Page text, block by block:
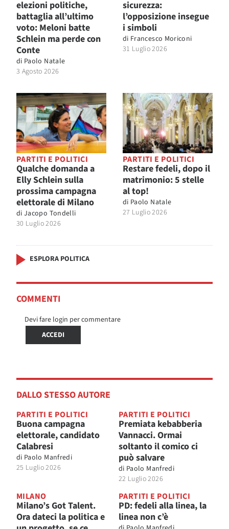
elezioni politiche,
battaglia all’ultimo
voto: Meloni batte
Schlein ma perde con
Conte
di Paolo Natale
3 Agosto 2026
sicurezza:
l’opposizione insegue
i simboli
di Francesco Moriconi
31 Luglio 2026
PARTITI E POLITICI
Qualche domanda a
Elly Schlein sulla
prossima campagna
elettorale di Milano
di Jacopo Tondelli
30 Luglio 2026
PARTITI E POLITICI
Restare fedeli, dopo il
matrimonio: 5 stelle
al top!
di Paolo Natale
27 Luglio 2026
ESPLORA POLITICA
COMMENTI
Devi fare login per commentare
ACCEDI
DALLO STESSO AUTORE
PARTITI E POLITICI
Buona campagna
elettorale, candidato
Calabresi
di Paolo Manfredi
25 Luglio 2026
PARTITI E POLITICI
Premiata kebabberia
Vannacci. Ormai
soltanto il comico ci
può salvare
di Paolo Manfredi
22 Luglio 2026
MILANO
Milano’s Got Talent.
Ora dateci la politica e
PARTITI E POLITICI
PD: fedeli alla linea, la
linea non c’è